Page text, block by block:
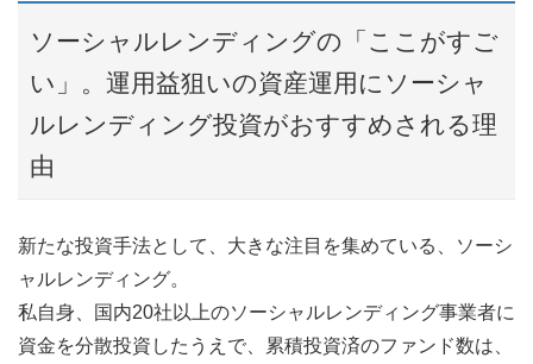
ソーシャルレンディングの「ここがすご
い」。運用益狙いの資産運用にソーシャ
ルレンディング投資がおすすめされる理
由
新たな投資手法として、大きな注目を集めている、ソーシ
ャルレンディング。
私自身、国内20社以上のソーシャルレンディング事業者に
資金を分散投資したうえで、累積投資済のファンド数は、